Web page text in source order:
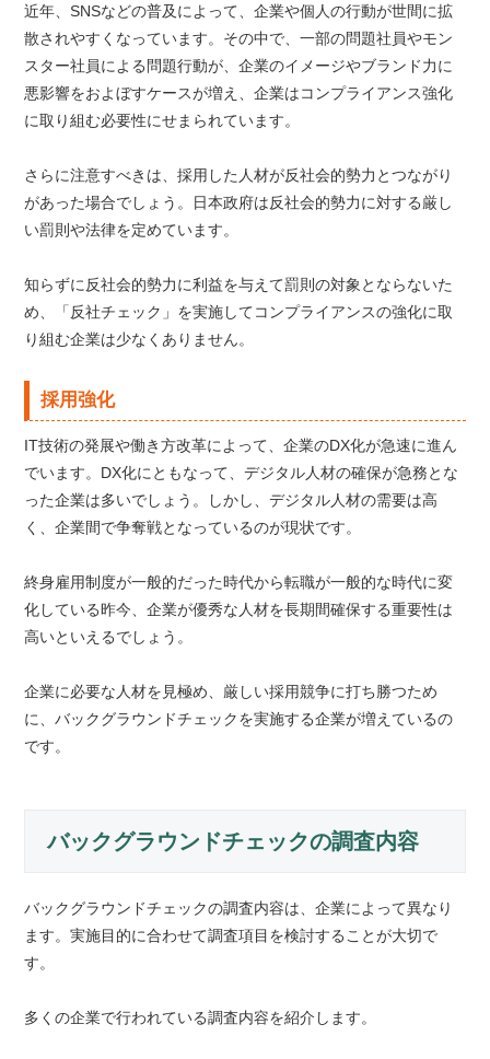
近年、SNSなどの普及によって、企業や個人の行動が世間に拡
散されやすくなっています。その中で、一部の問題社員やモン
スター社員による問題行動が、企業のイメージやブランド力に
悪影響をおよぼすケースが増え、企業はコンプライアンス強化
に取り組む必要性にせまられています。
さらに注意すべきは、採用した人材が反社会的勢力とつながり
があった場合でしょう。日本政府は反社会的勢力に対する厳し
い罰則や法律を定めています。
知らずに反社会的勢力に利益を与えて罰則の対象とならないた
め、「反社チェック」を実施してコンプライアンスの強化に取
り組む企業は少なくありません。
採用強化
IT技術の発展や働き方改革によって、企業のDX化が急速に進ん
でいます。DX化にともなって、デジタル人材の確保が急務とな
った企業は多いでしょう。しかし、デジタル人材の需要は高
く、企業間で争奪戦となっているのが現状です。
終身雇用制度が一般的だった時代から転職が一般的な時代に変
化している昨今、企業が優秀な人材を長期間確保する重要性は
高いといえるでしょう。
企業に必要な人材を見極め、厳しい採用競争に打ち勝つため
に、バックグラウンドチェックを実施する企業が増えているの
です。
バックグラウンドチェックの調査内容
バックグラウンドチェックの調査内容は、企業によって異なり
ます。実施目的に合わせて調査項目を検討することが大切で
す。
多くの企業で行われている調査内容を紹介します。